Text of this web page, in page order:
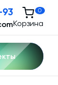
Корзина
0